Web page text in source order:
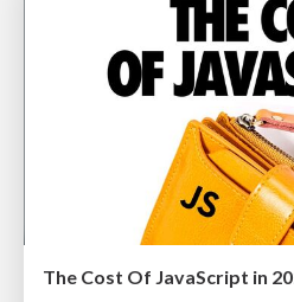
The Cost Of JavaScript in